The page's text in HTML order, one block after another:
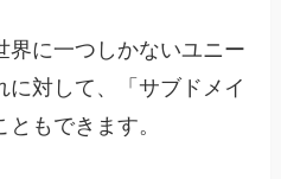
界に一つしかないユニー
対して、
「サブドメイ
もできます。